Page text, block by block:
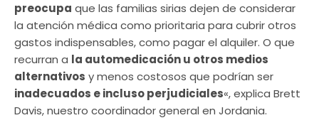
preocupa que las familias sirias dejen de considerar
la atención médica como prioritaria para cubrir otros
gastos indispensables, como pagar el alquiler. O que
recurran a la automedicación u otros medios
alternativos y menos costosos que podrían ser
inadecuados e incluso perjudiciales«, explica Brett
Davis, nuestro coordinador general en Jordania.